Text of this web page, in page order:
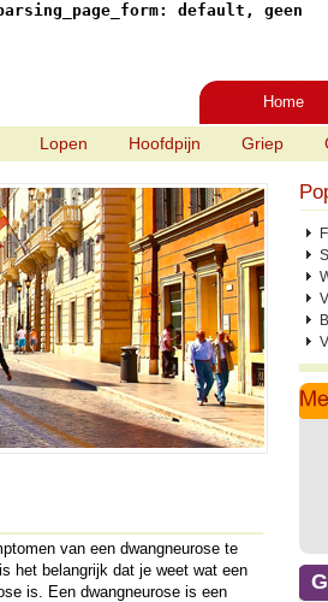
default, geen
Home
Lopen Hoofdpijn Griep
van een dwangneurose te
het belangrijk dat je weet wat een
is. Een dwangneurose is een